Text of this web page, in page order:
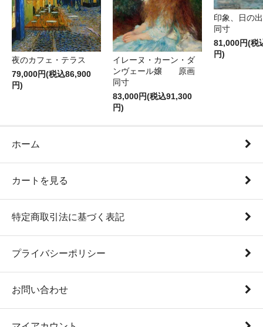
夜のカフェ・テラス
79,000円(税込86,900
円)
イレーヌ・カーン・ダ
ンヴェール嬢 原画
同寸
83,000円(税込91,300
円)
印象、日
同寸
81,000円(税
円)
ホーム
カートを見る
特定商取引法に基づく表記
プライバシーポリシー
お問い合わせ